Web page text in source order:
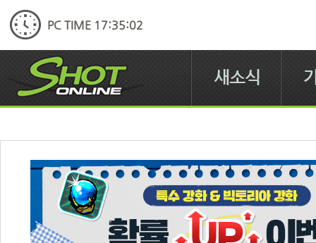
PC TIME 17:35:02
새소식